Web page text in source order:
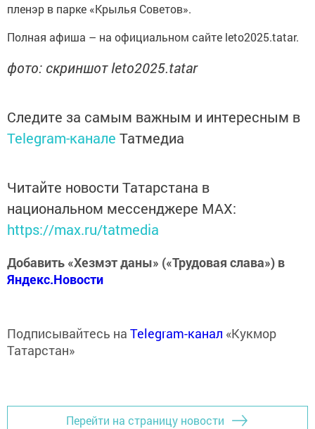
пленэр в парке «Крылья Советов».
Полная афиша – на официальном сайте leto2025.tatar.
фото: скриншот leto2025.tatar
Следите за самым важным и интересным в
Telegram-канале Татмедиа
Читайте новости Татарстана в
национальном мессенджере MАХ:
https://max.ru/tatmedia
Добавить «Хезмэт даны» («Трудовая слава») в
Яндекс.Новости
Подписывайтесь на Telegram-канал «Кукмор
Татарстан»
Перейти на страницу новости